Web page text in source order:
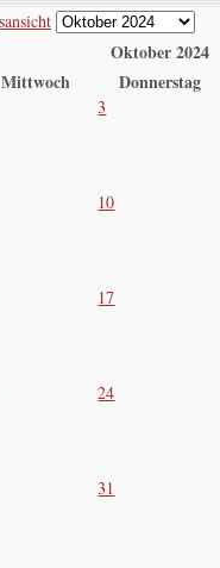
Oktober 2024
Mittwoch Donnerstag
3
10
17
24
31